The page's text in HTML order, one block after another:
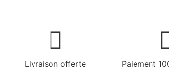
Livraison offerte
Paiement